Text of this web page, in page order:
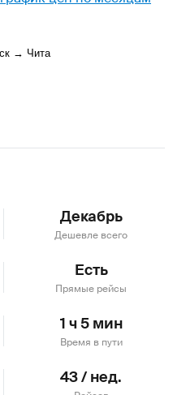
Декабрь
Дешевле всего
Есть
Прямые рейсы
1 ч 5 мин
Время в пути
43 / нед.